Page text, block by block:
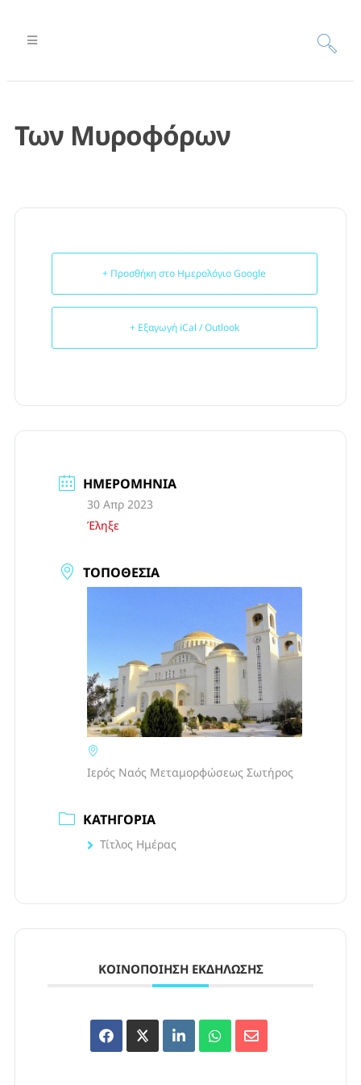
Των Μυροφόρων
+ Προσθήκη στο Ημερολόγιο Google
+ Εξαγωγή iCal / Outlook
ΗΜΕΡΟΜΗΝΊΑ
30 Απρ 2023
Έληξε
ΤΟΠΟΘΕΣΊΑ
Ιερός Ναός Μεταμορφώσεως Σωτήρος
ΚΑΤΗΓΟΡΊΑ
Τίτλος Ημέρας
ΚΟΙΝΟΠΟΊΗΣΗ ΕΚΔΉΛΩΣΗΣ